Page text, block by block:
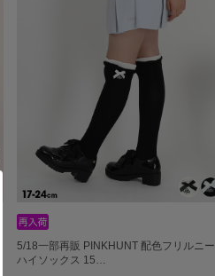
5/18一部再販 PINKHUNT 配色フリルニー
ハイソックス 15…